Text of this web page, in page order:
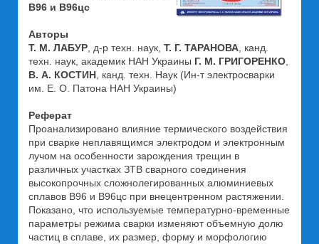
В96 и В96цс
Авторы
Т. М. ЛАБУР , д-р техн. наук, Т. Г. ТАРАНОВА , канд.
техн. наук, академик НАН Украины Г. М. ГРИГОРЕНКО
В. А. КОСТИН , канд. техн. Наук (Ин-т электросварки
им. Е. О. Патона НАН Украины)
Реферат
Проанализировано влияние термического воздействия
при сварке неплавящимся электродом и электронным
лучом на особенности зарождения трещин в
различных участках ЗТВ сварного соединения
высокопрочных сложнолегированных алюминиевых
сплавов В96 и В96цс при внецентренном растяжении.
Показано, что используемые температурно-временные
параметры режима сварки изменяют объемную долю
частиц в сплаве, их размер, форму и морфологию